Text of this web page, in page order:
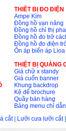
THIÊT BỊ ĐO ĐIỆN
Ampe Kìm
Đồng hồ vạn năng
Đồng hồ chỉ thị pha
Đồng hồ đo trở
Đồng hồ đo điện
Ổn áp biến áp Lioa
THIỆT BỊ QUẢNG
Giá chữ x standy
Giá cuốn banner
Khung backdrop
Kệ để brochure
Quầy bán hàng
Bảng menu chỉ dẫn
cắt| Lưỡi cưa lưỡi cắt